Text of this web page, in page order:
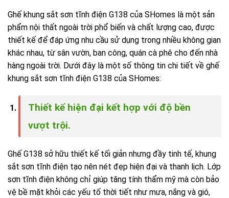
Ghế khung sắt sơn tĩnh điện G138 của SHomes là một sản
phẩm nội thất ngoài trời phổ biến và chất lượng cao, được
thiết kế để đáp ứng nhu cầu sử dụng trong nhiều không gian
khác nhau, từ sân vườn, ban công, quán cà phê cho đến nhà
hàng ngoài trời. Dưới đây là một số thông tin chi tiết về ghế
khung sắt sơn tĩnh điện G138 của SHomes:
Thiết kế hiện đại kết hợp với độ bền
vượt trội.
Ghế G138 sở hữu thiết kế tối giản nhưng đầy tinh tế, khung
sắt sơn tĩnh điện tạo nên nét đẹp hiện đại và thanh lịch. Lớp
sơn tĩnh điện không chỉ giúp tăng tính thẩm mỹ mà còn bảo
vệ bề mặt khỏi các yếu tố thời tiết như mưa, nắng và gió,